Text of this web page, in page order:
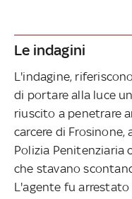
Le indagini
L'indagine,
di portare alla luce
riuscito a penetrare
carcere di
Polizia Penitenziaria
che stavano
L'agente fu